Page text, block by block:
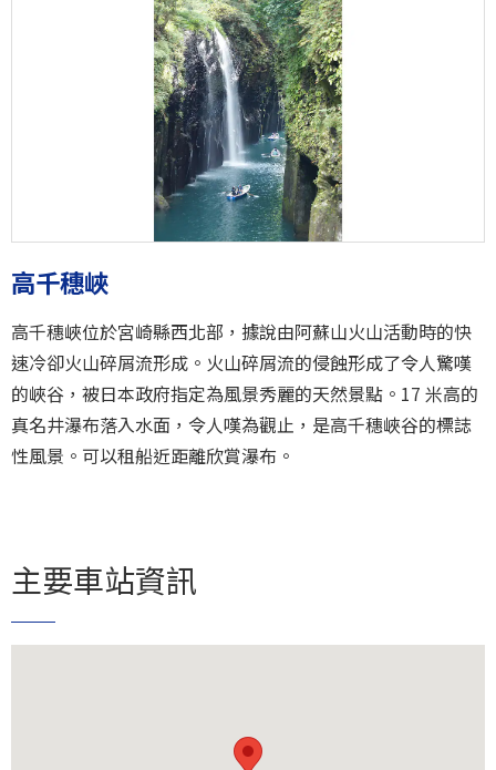
高千穗峽
高千穗峽位於宮崎縣西北部，據說由阿蘇山火山活動時的快
速冷卻火山碎屑流形成。火山碎屑流的侵蝕形成了令人驚嘆
的峽谷，被日本政府指定為風景秀麗的天然景點。17 米高的
真名井瀑布落入水面，令人嘆為觀止，是高千穗峽谷的標誌
性風景。可以租船近距離欣賞瀑布。
主要車站資訊